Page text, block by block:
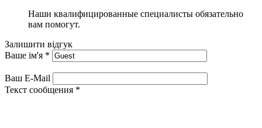
Наши квалифицированные специалисты обязательно
вам помогут.
Залишити відгук
Ваше ім'я *
Ваш E-Mail
Текст сообщения *